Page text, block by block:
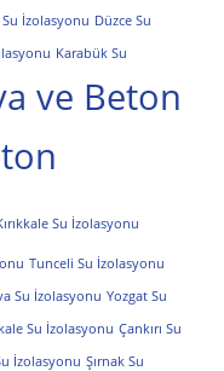
Su İzolasyonu Düzce Su
Karabük Su
ve Beton
Su İzolasyonu
Tunceli Su İzolasyonu
Su İzolasyonu Yozgat Su
Su İzolasyonu Çankırı Su
İzolasyonu Şırnak Su